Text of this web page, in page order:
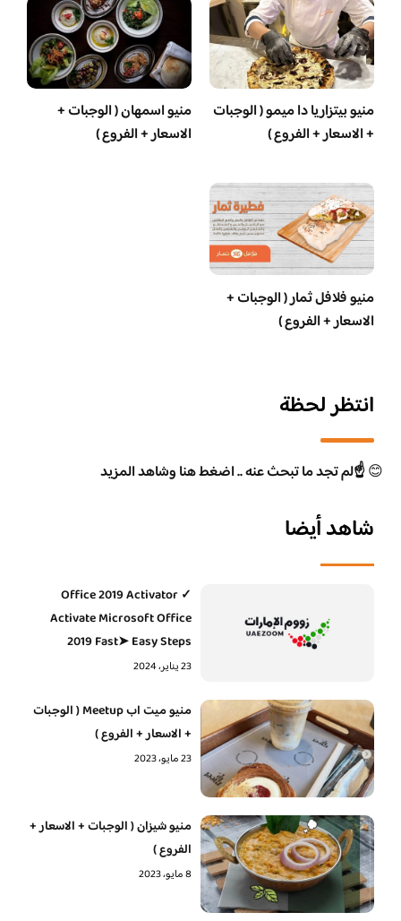
منيو بيتزاريا دا ميمو ( الوجبات
+ الاسعار + الفروع )
منيو اسمهان ( الوجبات +
الاسعار + الفروع )
منيو فلافل ثمار ( الوجبات +
الاسعار + الفروع )
انتظر لحظة
😊☝️لم تجد ما تبحث عنه .. اضغط هنا وشاهد المزيد
شاهد أيضا
Office 2019 Activator ✓
Activate Microsoft Office
2019 Fast➤ Easy Steps
23 يناير، 2024
منيو ميت اب Meetup ( الوجبات
+ الاسعار + الفروع )
23 مايو، 2023
منيو شيزان ( الوجبات + الاسعار +
الفروع )
8 مايو، 2023